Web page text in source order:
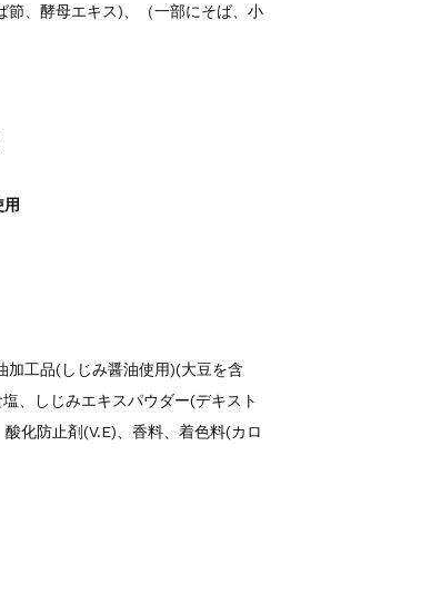
節、酵母エキス)、（一部にそば、小
加工品(しじみ醤油使用)(大豆を含
、しじみエキスパウダー(デキスト
化防止剤(V.E)、香料、着色料(カロ